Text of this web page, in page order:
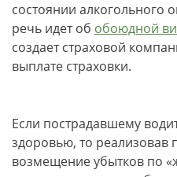
состоянии алкогольного
речь идет об обоюдной
создает страховой
выплате страховки.
Если пострадавшему
здоровью, то реализовав
возмещение убытков по